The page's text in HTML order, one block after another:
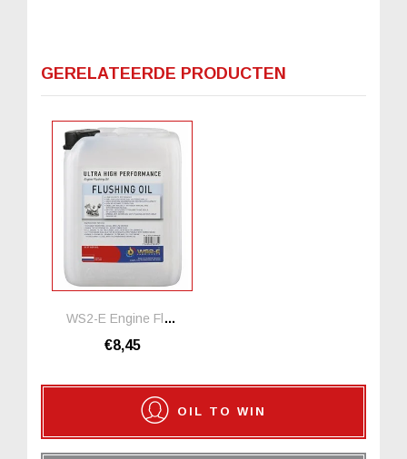
GERELATEERDE PRODUCTEN
WS2-E Engine Flushing Oil *1 Liter
€8,45
OIL TO WIN